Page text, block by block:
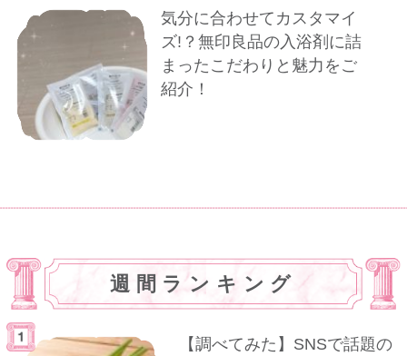
気分に合わせてカスタマイ
ズ!？無印良品の入浴剤に詰
まったこだわりと魅力をご
紹介！
週間ランキング
【調べてみた】SNSで話題の